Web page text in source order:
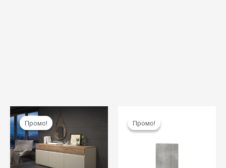
Промо!
Промо!
Original
price
was:
34.600,00 ден.
30.100,00 ден.
Промо!
Промо! was: